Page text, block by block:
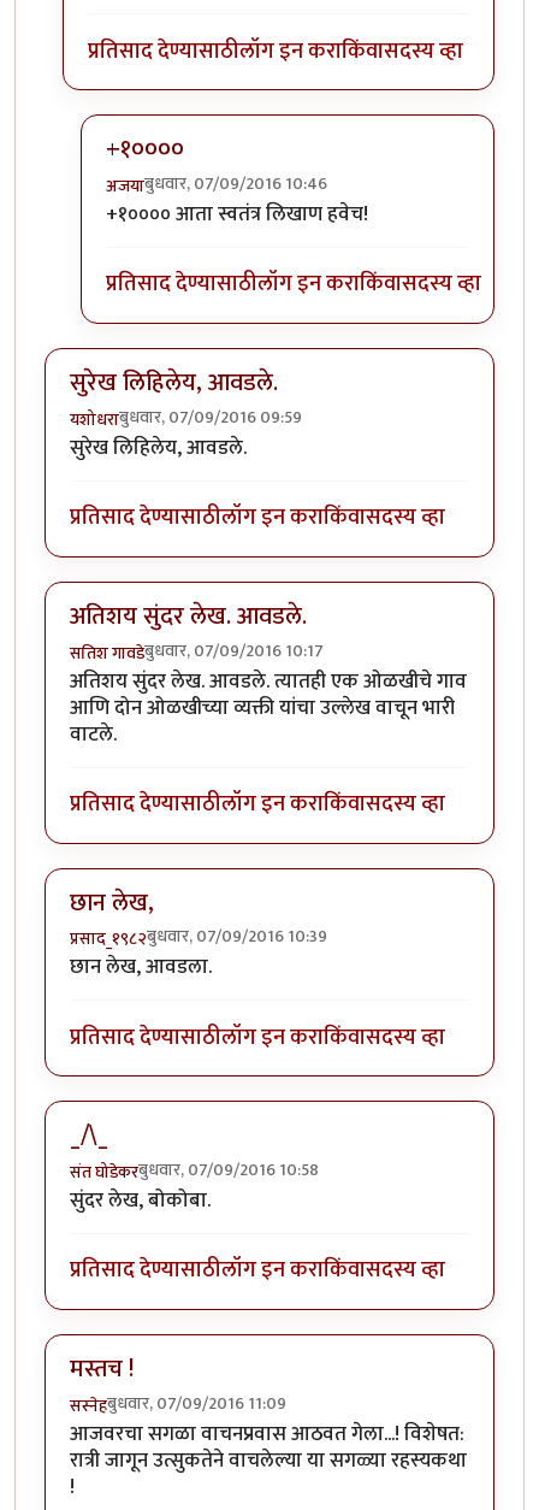
प्रतिसाद देण्यासाठीलॉग इन कराकिंवासदस्य व्हा
+१००००
अजयाबुधवार, 07/09/2016 10:46
In reply to+१००byसुबोध खरे
+१०००० आता स्वतंत्र लिखाण हवेच!
प्रतिसाद देण्यासाठीलॉग इन कराकिंवासदस्य व्हा
सुरेख लिहिलेय, आवडले.
यशोधराबुधवार, 07/09/2016 09:59
सुरेख लिहिलेय, आवडले.
प्रतिसाद देण्यासाठीलॉग इन कराकिंवासदस्य व्हा
अतिशय सुंदर लेख. आवडले.
सतिश गावडेबुधवार, 07/09/2016 10:17
अतिशय सुंदर लेख. आवडले. त्यातही एक ओळखीचे गाव
आणि दोन ओळखीच्या व्यक्ती यांचा उल्लेख वाचून भारी
वाटले.
प्रतिसाद देण्यासाठीलॉग इन कराकिंवासदस्य व्हा
छान लेख,
प्रसाद_१९८२बुधवार, 07/09/2016 10:39
छान लेख, आवडला.
प्रतिसाद देण्यासाठीलॉग इन कराकिंवासदस्य व्हा
_/\_
संत घोडेकरबुधवार, 07/09/2016 10:58
सुंदर लेख, बोकोबा.
प्रतिसाद देण्यासाठीलॉग इन कराकिंवासदस्य व्हा
मस्तच !
सस्नेहबुधवार, 07/09/2016 11:09
आजवरचा सगळा वाचनप्रवास आठवत गेला...! विशेषत:
रात्री जागून उत्सुकतेने वाचलेल्या या सगळ्या रहस्यकथा
!